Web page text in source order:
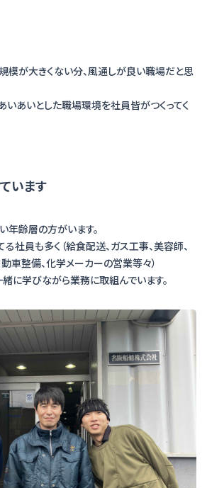
模が大きくない分、風通しが良い職場だと思
いあいとした職場環境を社員皆がつくってく
います
年齢層の方がいます。
社員も多く（給食配送、ガス工事、美容師、
車整備、化学メーカーの営業等々）
に学びながら業務に取組んでいます。